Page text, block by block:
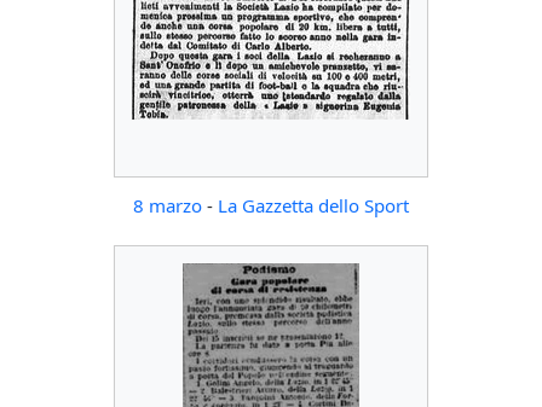
8 marzo - La Gazzetta dello Sport